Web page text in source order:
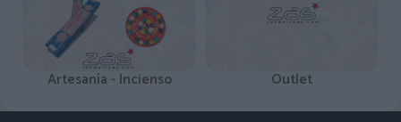
Artesanía - Incienso Outlet